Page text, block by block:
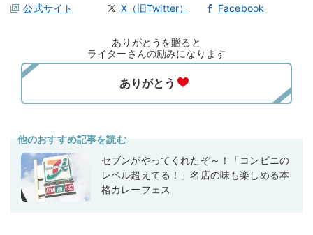
公式サイト X（旧Twitter） Facebook
ありがとうを贈ると
ライターさんの励みになります
他のおすすめ記事を読む
セブンがやってくれたぞ～！「コンビニの
レベル超えてる！」名店の味も楽しめる本
格カレーフェス